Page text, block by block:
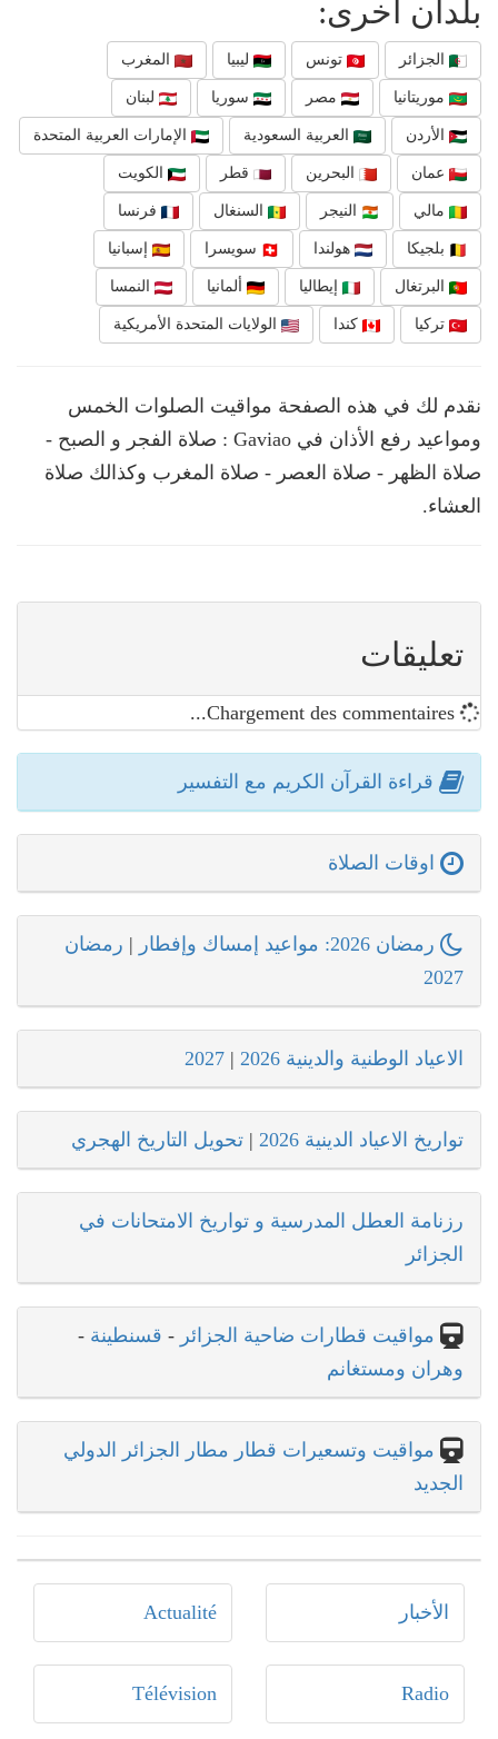
بلدان أخرى:
الجزائر تونس ليبيا المغرب
موريتانيا مصر سوريا لبنان
الأردن العربية السعودية الإمارات العربية المتحدة
عمان البحرين قطر الكويت
مالي النيجر السنغال فرنسا
بلجيكا هولندا سويسرا إسبانيا
البرتغال إيطاليا ألمانيا النمسا
تركيا كندا الولايات المتحدة الأمريكية
نقدم لك في هذه الصفحة مواقيت الصلوات الخمس
ومواعيد رفع الأذان في Gaviao : صلاة الفجر و الصبح -
صلاة الظهر - صلاة العصر - صلاة المغرب وكذالك صلاة
العشاء.
تعليقات
Chargement des commentaires...
قراءة القرآن الكريم مع التفسير
اوقات الصلاة
رمضان 2026: مواعيد إمساك وإفطار | رمضان
2027
الاعياد الوطنية والدينية 2026 |
2027
تواريخ الاعياد الدينية 2026 | تحويل التاريخ الهجري
رزنامة العطل المدرسية و تواريخ الامتحانات في
الجزائر
مواقيت قطارات ضاحية الجزائر - قسنطينة -
وهران ومستغانم
مواقيت وتسعيرات قطار مطار الجزائر الدولي
الجديد
Actualité الأخبار
Télévision Radio